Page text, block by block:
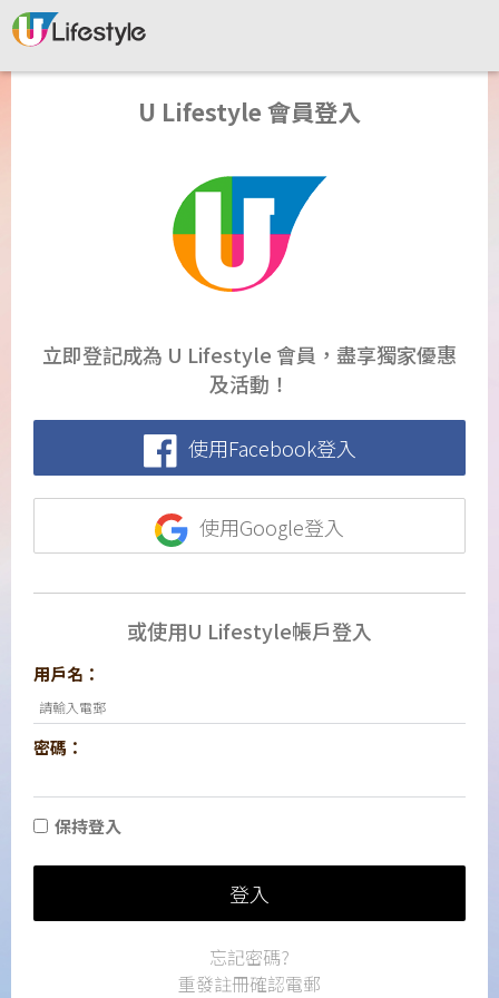
U Lifestyle 會員登入
立即登記成為 U Lifestyle 會員，盡享獨家優惠
及活動！
使用Facebook登入
使用Google登入
或使用U Lifestyle帳戶登入
用戶名：
密碼：
保持登入
登入
忘記密碼?
重發註冊確認電郵